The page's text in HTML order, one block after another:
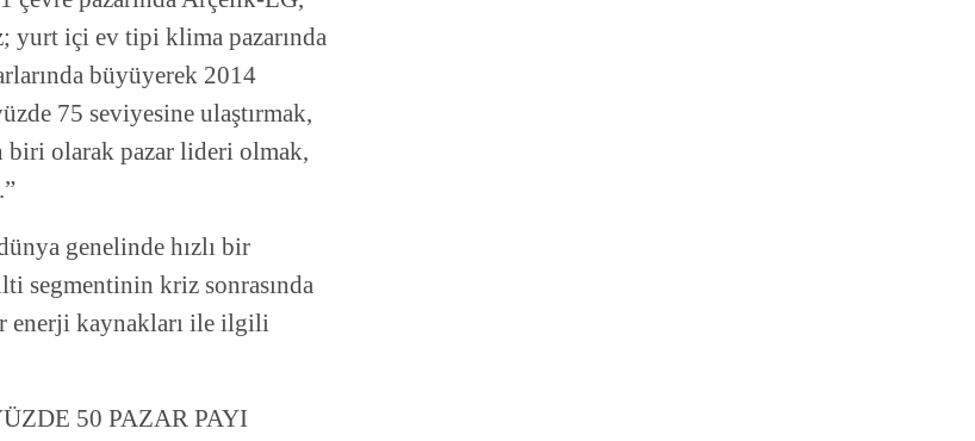
yurt içi ev tipi klima pazarında
büyüyerek 2014
75 seviyesine ulaştırmak,
biri olarak pazar lideri olmak,
genelinde hızlı bir
segmentinin kriz sonrasında
enerji kaynakları ile ilgili
50 PAZAR PAYI